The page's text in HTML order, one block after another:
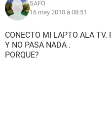
SAFO
16 may 2010 à 08:51
CONECTO MI LAPTO ALA
Y NO PASA NADA .
PORQUE?